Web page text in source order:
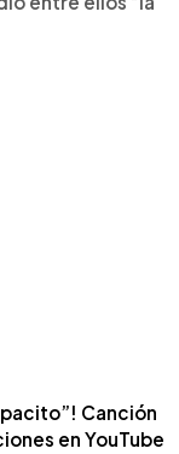
Canción
en YouTube